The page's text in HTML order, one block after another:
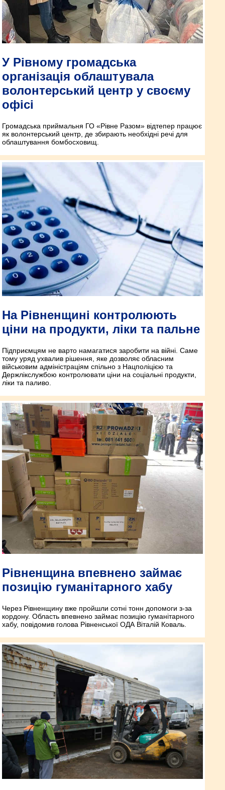
У Рівному громадська
організація облаштувала
волонтерський центр у своєму
офісі
Громадська приймальня ГО «Рівне Разом» відтепер працює
як волонтерський центр, де збирають необхідні речі для
облаштування бомбосховищ.
На Рівненщині контролюють
ціни на продукти, ліки та пальне
Підприємцям не варто намагатися заробити на війні. Саме
тому уряд ухвалив рішення, яке дозволяє обласним
військовим адміністраціям спільно з Нацполіцією та
Держлікслужбою контролювати ціни на соціальні продукти,
ліки та паливо.
Рівненщина впевнено займає
позицію гуманітарного хабу
Через Рівненщину вже пройшли сотні тонн допомоги з-за
кордону. Область впевнено займає позицію гуманітарного
хабу, повідомив голова Рівненської ОДА Віталій Коваль.